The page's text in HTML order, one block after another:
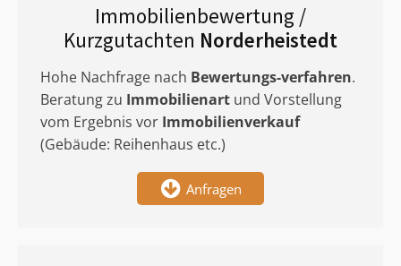
Immobilienbewertung /
Kurzgutachten Norderheistedt
Hohe Nachfrage nach Bewertungs-verfahren.
Beratung zu Immobilienart und Vorstellung
vom Ergebnis vor Immobilienverkauf
(Gebäude: Reihenhaus etc.)
Anfragen